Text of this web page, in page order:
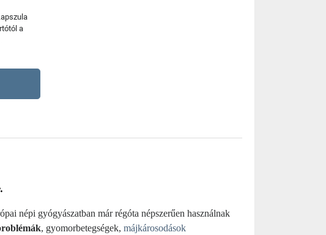
a
népi gyógyászatban már régóta népszerűen használnak
, gyomorbetegségek, májkárosodások